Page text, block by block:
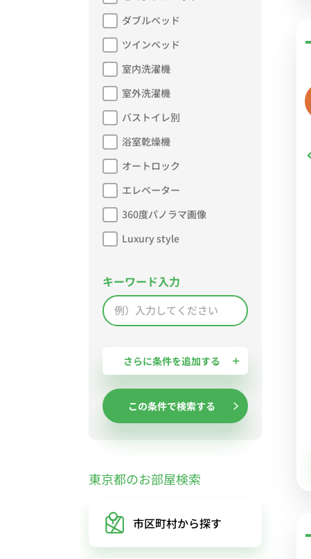
ダブルベッド
ツインベッド
室内洗濯機
室外洗濯機
バストイレ別
浴室乾燥機
オートロック
エレベーター
360度パノラマ画像
Luxury style
キーワード入力
さらに条件を追加する
この条件で検索する
東京都のお部屋検索
市区町村から探す